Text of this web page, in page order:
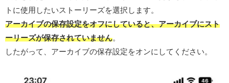
トに使用したいストーリーズを選択します。
アーカイブの保存設定をオフにしていると、アーカイブにスト
ーリーズが保存されていません。
したがって、アーカイブの保存設定をオンにしてください。